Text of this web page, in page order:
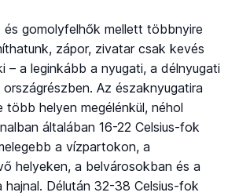
gomolyfelhők mellett többnyire
zápor, zivatar csak kevés
– a leginkább a nyugati, a délnyugati
Az északnyugatira
több helyen megélénkül, néhol
általában 16-22 Celsius-fok
a vízpartokon, a
helyeken, a belvárosokban és a
hajnal. Délután 32-38 Celsius-fok